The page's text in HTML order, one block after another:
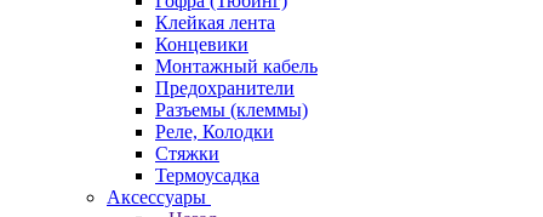
Клейкая лента
Концевики
Монтажный кабель
Предохранители
Разъемы (клеммы)
Реле, Колодки
Стяжки
Термоусадка
Аксессуары